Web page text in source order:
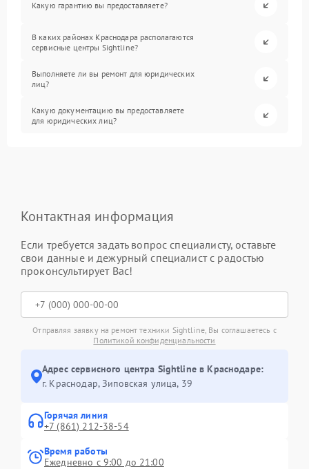
Какую гарантию вы предоставляете?
В каких районах Краснодара располагаются
сервисные центры Sightline?
Выполняете ли вы ремонт для юридических
лиц?
Какую документацию вы предоставляете
для юридических лиц?
Контактная информация
Если требуется задать вопрос специалисту, оставьте
свои данные и дежурный специалист с радостью
проконсультирует Вас!
Отправляя заявку на ремонт техники Sightline, Вы соглашаетесь с
Политикой конфиденциальности
Адрес сервисного центра Sightline в Краснодаре:
г. Краснодар, Зиповская улица, 39
Горячая линия
+7 (861) 212-38-54
Время работы
Ежедневно с 9:00 до 21:00